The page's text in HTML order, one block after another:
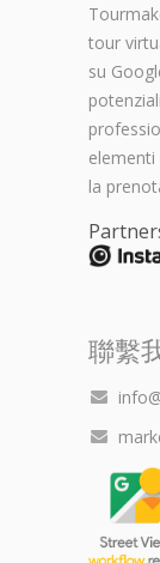
tour
su
elementi
la
聯繫